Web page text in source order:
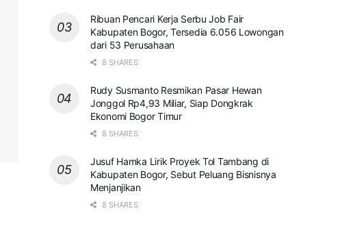
Ribuan Pencari Kerja Serbu Job Fair
Kabupaten Bogor, Tersedia 6.056 Lowongan
dari 53 Perusahaan
8 SHARES
Rudy Susmanto Resmikan Pasar Hewan
Jonggol Rp4,93 Miliar, Siap Dongkrak
Ekonomi Bogor Timur
8 SHARES
Jusuf Hamka Lirik Proyek Tol Tambang di
Kabupaten Bogor, Sebut Peluang Bisnisnya
Menjanjikan
8 SHARES